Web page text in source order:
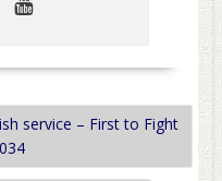
service – First to Fight